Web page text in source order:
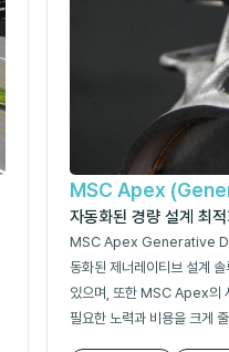
MSC Apex
자동화된 경량 설계 최
MSC Apex Generative
동화된 제너레이티브 설계
있으며, 또한 MSC Apex의
필요한 노력과 비용을 크게